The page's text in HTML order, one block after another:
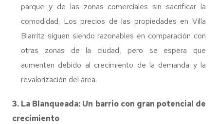
parque y de las zonas comerciales sin sacrificar la
comodidad. Los precios de las propiedades en Villa
Biarritz siguen siendo razonables en comparación con
otras zonas de la ciudad, pero se espera que
aumenten debido al crecimiento de la demanda y la
revalorización del área.
3. La Blanqueada: Un barrio con gran potencial de
crecimiento